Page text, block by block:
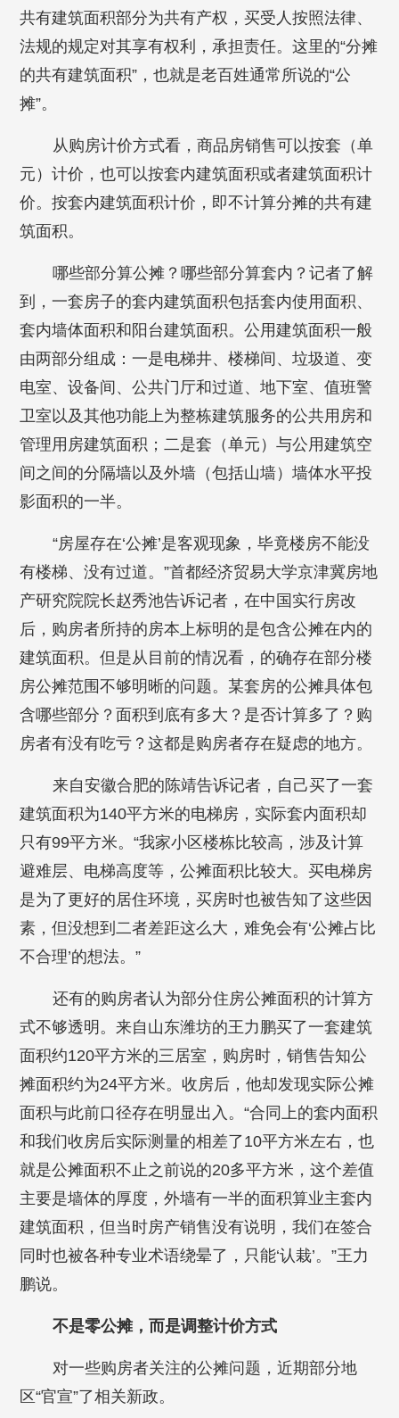
共有建筑面积部分为共有产权，买受人按照法律、
法规的规定对其享有权利，承担责任。这里的“分摊
的共有建筑面积”，也就是老百姓通常所说的“公
摊”。
从购房计价方式看，商品房销售可以按套（单
元）计价，也可以按套内建筑面积或者建筑面积计
价。按套内建筑面积计价，即不计算分摊的共有建
筑面积。
哪些部分算公摊？哪些部分算套内？记者了解
到，一套房子的套内建筑面积包括套内使用面积、
套内墙体面积和阳台建筑面积。公用建筑面积一般
由两部分组成：一是电梯井、楼梯间、垃圾道、变
电室、设备间、公共门厅和过道、地下室、值班警
卫室以及其他功能上为整栋建筑服务的公共用房和
管理用房建筑面积；二是套（单元）与公用建筑空
间之间的分隔墙以及外墙（包括山墙）墙体水平投
影面积的一半。
“房屋存在‘公摊’是客观现象，毕竟楼房不能没
有楼梯、没有过道。”首都经济贸易大学京津冀房地
产研究院院长赵秀池告诉记者，在中国实行房改
后，购房者所持的房本上标明的是包含公摊在内的
建筑面积。但是从目前的情况看，的确存在部分楼
房公摊范围不够明晰的问题。某套房的公摊具体包
含哪些部分？面积到底有多大？是否计算多了？购
房者有没有吃亏？这都是购房者存在疑虑的地方。
来自安徽合肥的陈靖告诉记者，自己买了一套
建筑面积为140平方米的电梯房，实际套内面积却
只有99平方米。“我家小区楼栋比较高，涉及计算
避难层、电梯高度等，公摊面积比较大。买电梯房
是为了更好的居住环境，买房时也被告知了这些因
素，但没想到二者差距这么大，难免会有‘公摊占比
不合理’的想法。”
还有的购房者认为部分住房公摊面积的计算方
式不够透明。来自山东潍坊的王力鹏买了一套建筑
面积约120平方米的三居室，购房时，销售告知公
摊面积约为24平方米。收房后，他却发现实际公摊
面积与此前口径存在明显出入。“合同上的套内面积
和我们收房后实际测量的相差了10平方米左右，也
就是公摊面积不止之前说的20多平方米，这个差值
主要是墙体的厚度，外墙有一半的面积算业主套内
建筑面积，但当时房产销售没有说明，我们在签合
同时也被各种专业术语绕晕了，只能‘认栽’。”王力
鹏说。
不是零公摊，而是调整计价方式
对一些购房者关注的公摊问题，近期部分地
区“官宣”了相关新政。